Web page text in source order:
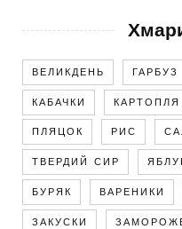
ВЕЛИКДЕНЬ ГАРБУЗ
КАБАЧКИ КАРТОПЛЯ
ПЛЯЦОК РИС
ТВЕРДИЙ СИР
БУРЯК ВАРЕНИКИ
ЗАКУСКИ